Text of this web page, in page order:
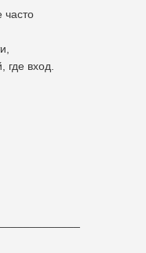
часто
вход.